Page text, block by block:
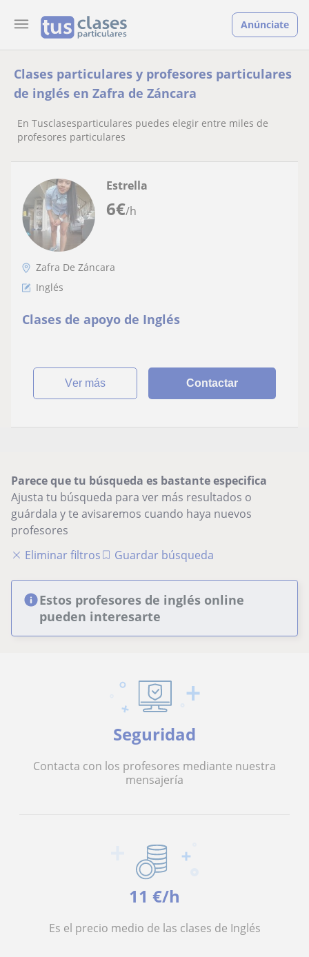
Anúnciate
Clases particulares y profesores particulares
de inglés en Zafra de Záncara
En Tusclasesparticulares puedes elegir entre miles de
profesores particulares
6€/h
Estrella
Zafra De Záncara
Inglés
Clases de apoyo de Inglés
ver más Contactar
Parece que tu búsqueda es bastante especifica
Ajusta tu búsqueda para ver más resultados o
guárdala y te avisaremos cuando haya nuevos
profesores
Eliminar filtros
Guardar búsqueda
Estos profesores de inglés online
pueden interesarte
Seguridad
Contacta con los profesores mediante nuestra
mensajería
11 €/h
Es el precio medio de las clases de Inglés